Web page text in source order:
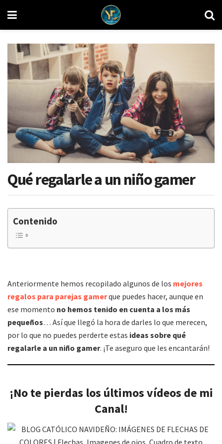
Qué regalarle a un niño gamer
Contenido
Anteriormente hemos recopilado algunos de los mejores
regalos para parejas gamerque puedes hacer, aunque en
ese momento no hemos tenido en cuenta a los más
pequeños… Así que llegó la hora de darles lo que merecen,
por lo que no puedes perderte estas ideas sobre qué
regalarle a un niño gamer. ¡Te aseguro que les encantarán!
¡No te pierdas los últimos vídeos de mi
Canal!